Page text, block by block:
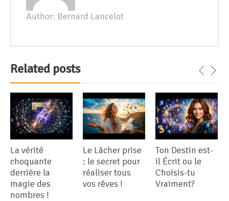
Author: Bernard Lancelot
Related posts
La vérité
choquante
derrière la
magie des
nombres !
Le Lâcher prise
: le secret pour
réaliser tous
vos rêves !
Ton Destin est-
il Écrit ou le
Choisis-tu
Vraiment?